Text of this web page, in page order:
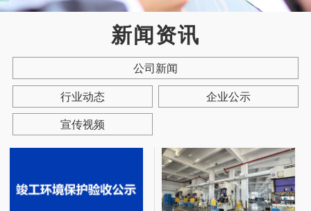
新闻资讯
公司新闻
行业动态 企业公示
宣传视频